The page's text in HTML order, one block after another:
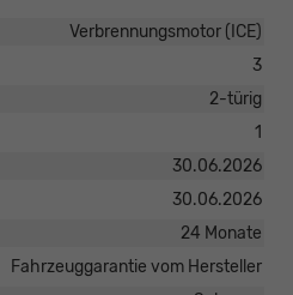
Verbrennungsmotor (ICE)
3
2-türig
1
30.06.2026
30.06.2026
24 Monate
Fahrzeuggarantie vom Hersteller